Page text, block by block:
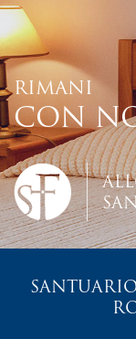
RIMANI
CON